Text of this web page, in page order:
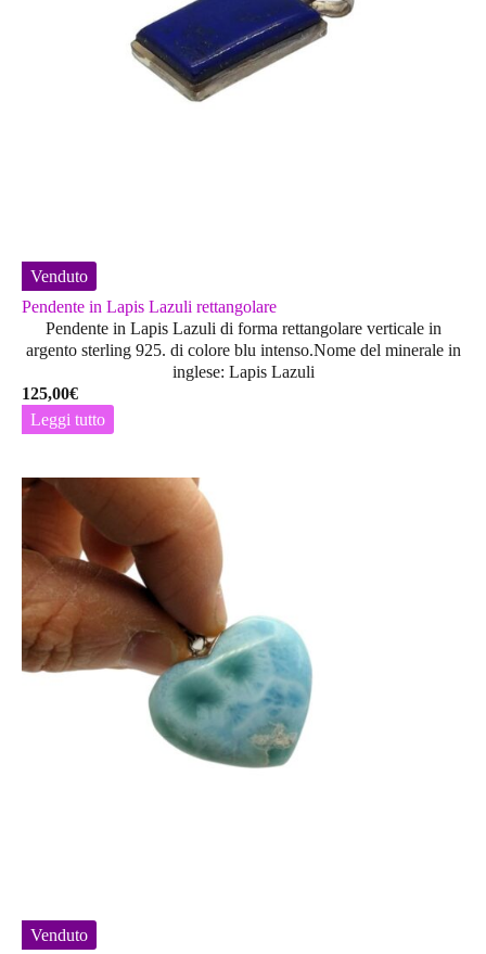
Venduto
Pendente in Lapis Lazuli rettangolare
Pendente in Lapis Lazuli di forma rettangolare verticale in
argento sterling 925. di colore blu intenso.Nome del minerale in
inglese: Lapis Lazuli
125,00€
Leggi tutto
Venduto